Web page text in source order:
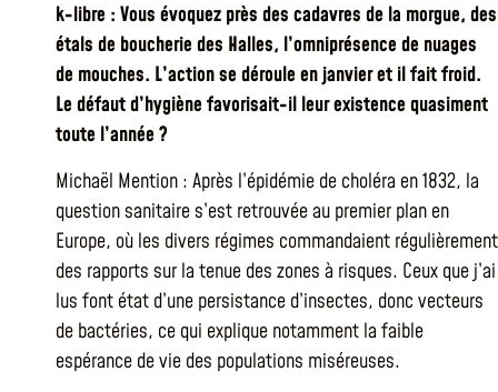
k-libre : Vous évoquez près des cadavres de la morgue, des
étals de boucherie des Halles, l’omniprésence de nuages
de mouches. L’action se déroule en janvier et il fait froid.
Le défaut d’hygiène favorisait-il leur existence quasiment
toute l’année ?
Michaël Mention : Après l’épidémie de choléra en 1832, la
question sanitaire s’est retrouvée au premier plan en
Europe, où les divers régimes commandaient régulièrement
des rapports sur la tenue des zones à risques. Ceux que j’ai
lus font état d’une persistance d’insectes, donc vecteurs
de bactéries, ce qui explique notamment la faible
espérance de vie des populations miséreuses.